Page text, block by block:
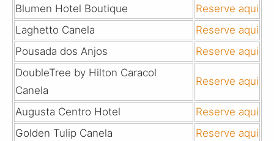
Blumen Hotel Boutique
Reserve aqui
Laghetto Canela
Reserve aqui
Pousada dos Anjos
Reserve aqui
DoubleTree by Hilton Caracol
Canela
Reserve aqui
Augusta Centro Hotel
Reserve aqui
Golden Tulip Canela
Reserve aqui